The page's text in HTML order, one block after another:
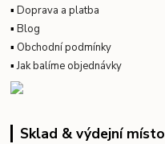
▪Doprava a platba
▪Blog
▪ Obchodní podmínky
▪Jak balíme objednávky
Sklad & výdejní místo